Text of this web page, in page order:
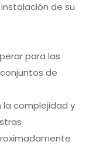
de su
para las
de
la complejidad y